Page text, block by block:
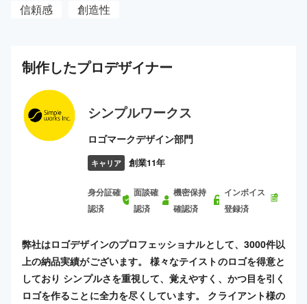
信頼感
創造性
制作したプロデザイナー
シンプルワークス
ロゴマークデザイン部門
キャリア 創業11年
身分証確
認済
面談確
認済
機密保持
確認済
インボイス
登録済
弊社はロゴデザインのプロフェッショナルとして、3000件以
上の納品実績がございます。 様々なテイストのロゴを得意と
しており シンプルさを重視して、覚えやすく、かつ目を引く
ロゴを作ることに全力を尽くしています。 クライアント様の